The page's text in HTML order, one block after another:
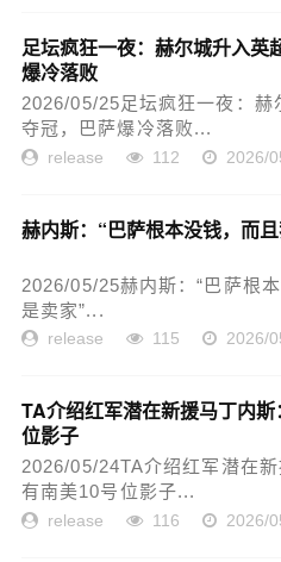
足坛疯狂一夜：赫尔城升入英
爆冷落败
2026/05/25足坛疯狂一夜：赫
夺冠，巴萨爆冷落败...
release 112 2026/
赫内斯：“巴萨根本没钱，而
2026/05/25赫内斯：“巴萨根
是卖家”...
release 115 2026/
TA介绍红军潜在新援马丁内
位影子
2026/05/24TA介绍红军潜在
有南美10号位影子...
release 116 2026/